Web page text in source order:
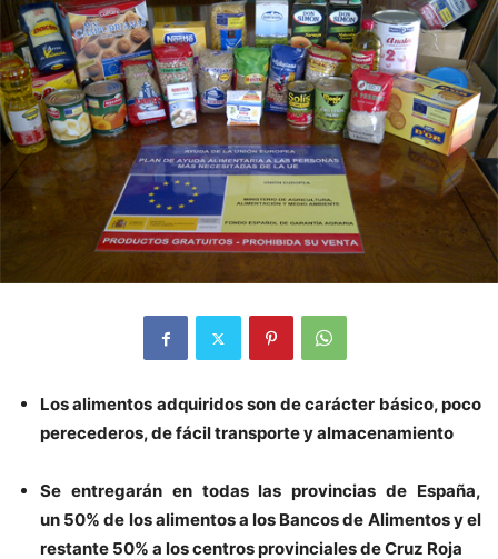
Los alimentos adquiridos son de carácter básico, poco
perecederos, de fácil transporte y almacenamiento
Se entregarán en todas las provincias de España,
un 50% de los alimentos a los Bancos de Alimentos y el
restante 50% a los centros provinciales de Cruz Roja